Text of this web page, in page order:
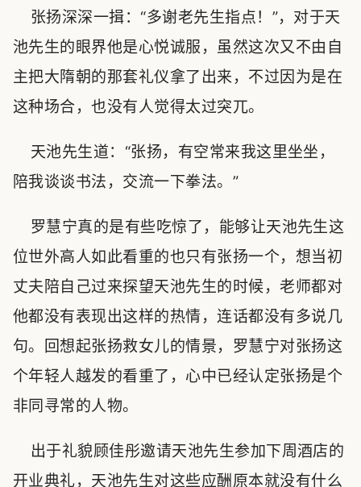
张扬深深一揖：“多谢老先生指点！”，对于天
池先生的眼界他是心悦诚服，虽然这次又不由自
主把大隋朝的那套礼仪拿了出来，不过因为是在
这种场合，也没有人觉得太过突兀。
天池先生道：“张扬，有空常来我这里坐坐，
陪我谈谈书法，交流一下拳法。”
罗慧宁真的是有些吃惊了，能够让天池先生这
位世外高人如此看重的也只有张扬一个，想当初
丈夫陪自己过来探望天池先生的时候，老师都对
他都没有表现出这样的热情，连话都没有多说几
句。回想起张扬救女儿的情景，罗慧宁对张扬这
个年轻人越发的看重了，心中已经认定张扬是个
非同寻常的人物。
出于礼貌顾佳彤邀请天池先生参加下周酒店的
开业典礼，天池先生对这些应酬原本就没有什么